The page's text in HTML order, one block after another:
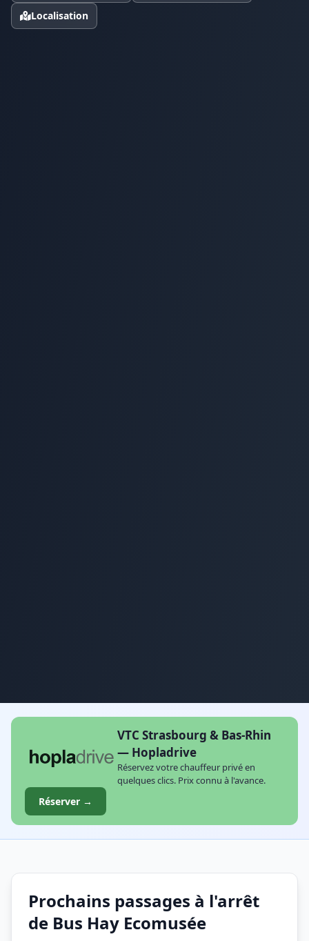
Localisation
VTC Strasbourg & Bas-Rhin
— Hopladrive
Réservez votre chauffeur privé en
quelques clics. Prix connu à l'avance.
Réserver →
Prochains passages à l'arrêt
de Bus Hay Ecomusée